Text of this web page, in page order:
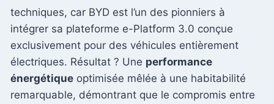
techniques, car BYD est l’un des pionniers à
intégrer sa plateforme e-Platform 3.0 conçue
exclusivement pour des véhicules entièrement
électriques. Résultat ? Une performance
énergétique optimisée mêlée à une habitabilité
remarquable, démontrant que le compromis entre